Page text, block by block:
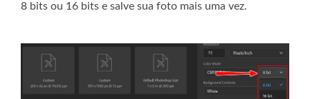
8 bits ou 16 bits e salve sua foto mais uma vez.